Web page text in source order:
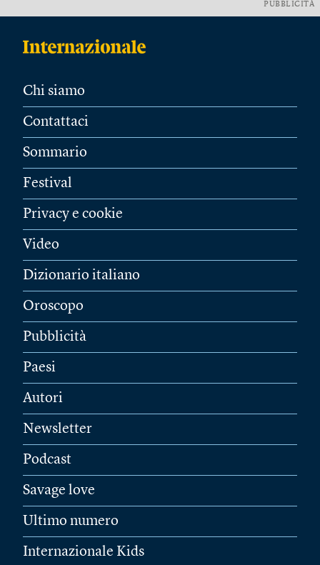
PUBBLICITÀ
Chi siamo
Contattaci
Sommario
Festival
Privacy e cookie
Video
Dizionario italiano
Oroscopo
Pubblicità
Paesi
Autori
Newsletter
Podcast
Savage love
Ultimo numero
Internazionale Kids